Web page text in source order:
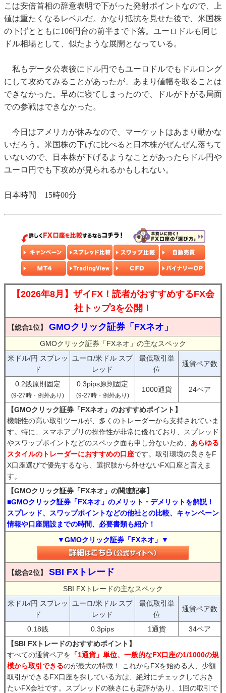
こは安倍首相の辞意表明で下がった発射ポイントなので、上
値は重たくなるレベルだ。かなり抵抗を見せた後で、米国株
の下げとともに106円台の前半まで下落。ユーロドルも同じ
ドル相場として、似たような展開となっている。
私もデータ公表後にドル円でもユーロドルでもドルロング
にして攻めてみることがあったが、あまり値幅を取ることは
できなかった。早めに寝てしまったので、ドルが下がる局面
での参戦はできなかった。
今日はアメリカが休みなので、マーケットはあまり動かな
いだろう。米国株の下げに比べると日本株がぜんぜん落ちて
いないので、日本株が下げるようなことがあったらドル円や
ユーロ円でも下攻めが見られるかもしれない。
日本時間 15時00分
【2026年8月】ザイFX！読者がおすすめするFX会
社トップ3を公開！
【総合1位】 GMOクリック証券「FXネオ」
GMOクリック証券「FXネオ」の主なスペック
米ドル/円 スプレッ
ド
ユーロ/米ドル スプ
レッド
最低取引単
位
通貨ペア数
0.2銭原則固定
(9-27時・例外あり)
0.3pips原則固定
(9-27時・例外あり)
1000通貨 24ペア
【GMOクリック証券「FXネオ」のおすすめポイント】
機能性の高い取引ツールが、多くのトレーダーから支持されていま
す。特に、スマホアプリの操作性が非常に優れており、スプレッド
やスワップポイントなどのスペック面も申し分ないため、 あらゆる
スタイルのトレーダーにおすすめの口座です。取引環境の良さをF
X口座選びで優先するなら、選択肢から外せないFX口座と言えま
す。
【GMOクリック証券「FXネオ」の関連記事】
■GMOクリック証券「FXネオ」のメリット・デメリットを解説！
スプレッド、スワップポイントなどの他社との比較、キャンペーン
情報や口座開設までの時間、必要書類も紹介！
▼GMOクリック証券「FXネオ」▼
【総合2位】 SBI FXトレード
SBI FXトレードの主なスペック
米ドル/円 スプレッ
ド
ユーロ/米ドル スプ
レッド
最低取引単
位
通貨ペア数
0.18銭 0.3pips 1通貨
34ペア
【SBI FXトレードのおすすめポイント】
すべての通貨ペアを 「1通貨」単位、一般的なFX口座の1/1000の規
模から取引できるのが最大の特徴！ これからFXを始める人、少額
取引ができるFX口座を探している方は、絶対にチェックしておき
たいFX会社です。スプレッドの狭さにも定評があり、1回の取引で